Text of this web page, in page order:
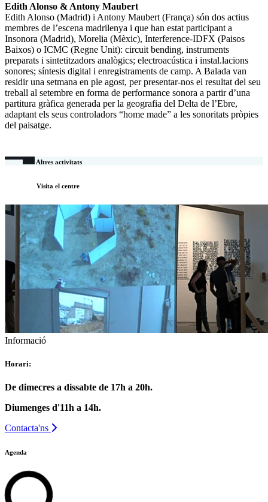
Edith Alonso & Antony Maubert
Edith Alonso (Madrid) i Antony Maubert (França) són dos actius
membres de l’escena madrilenya i que han estat participant a
Insonora (Madrid), Morelia (Mèxic), Interference-IDFX (Paisos
Baixos) o ICMC (Regne Unit): circuit bending, instruments
preparats i sintetitzadors analògics; electroacústica i instal.lacions
sonores; síntesis digital i enregistraments de camp. A Balada van
residir una setmana en ple agost, per presentar-nos el resultat del seu
treball al setembre en forma de performance sonora a partir d’una
partitura gràfica generada per la geografia del Delta de l’Ebre,
adaptant els seus controladors “home made” a les sonoritats pròpies
del paisatge.
Altres activitats
Visita el centre
Informació
Horari:
De dimecres a dissabte de 17h a 20h.
Diumenges d'11h a 14h.
Contacta'ns
Agenda